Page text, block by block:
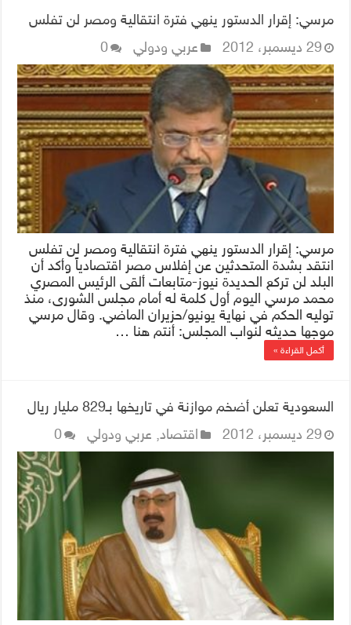
مرسي: إقرار الدستور ينهي فترة انتقالية ومصر لن تفلس
29 ديسمبر، 2012
عربي ودولي 0
مرسي: إقرار الدستور ينهي فترة انتقالية ومصر لن تفلس
انتقد بشدة المتحدثين عن إفلاس مصر اقتصادياً وأكد أن
البلد لن تركع الحديدة نيوز-متابعات ألقى الرئيس المصري
محمد مرسي اليوم أول كلمة له أمام مجلس الشورى، منذ
توليه الحكم في نهاية يونيو/حزيران الماضي. وقال مرسي
موجها حديثه لنواب المجلس: أنتم هنا …
أكمل القراءة »
السعودية تعلن أضخم موازنة في تاريخها بـ829 مليار ريال
29 ديسمبر، 2012
اقتصاد, عربي ودولي 0